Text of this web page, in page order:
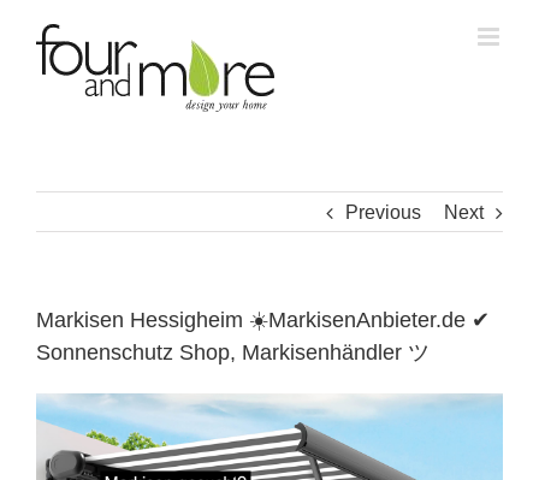
content
Previous Next
Markisen Hessigheim ☀️MarkisenAnbieter.de ✔
Sonnenschutz Shop, Markisenhändler ツ